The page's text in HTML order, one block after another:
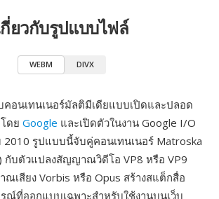
กี่ยวกับรูปแบบไฟล์
WEBM DIVX
คอนเทนเนอร์มัลติมีเดียแบบเปิดและปลอด
ดย Google และเปิดตัวในงาน Google I/O
รูปแบบนี้จับคู่คอนเทนเนอร์ Matroska
กับตัวแปลงสัญญาณวิดีโอ VP8 หรือ VP9
เสียง Vorbis หรือ Opus สร้างสแต็กสื่อ
ณ์ที่ออกแบบเฉพาะสำหรับใช้งานบนเว็บ